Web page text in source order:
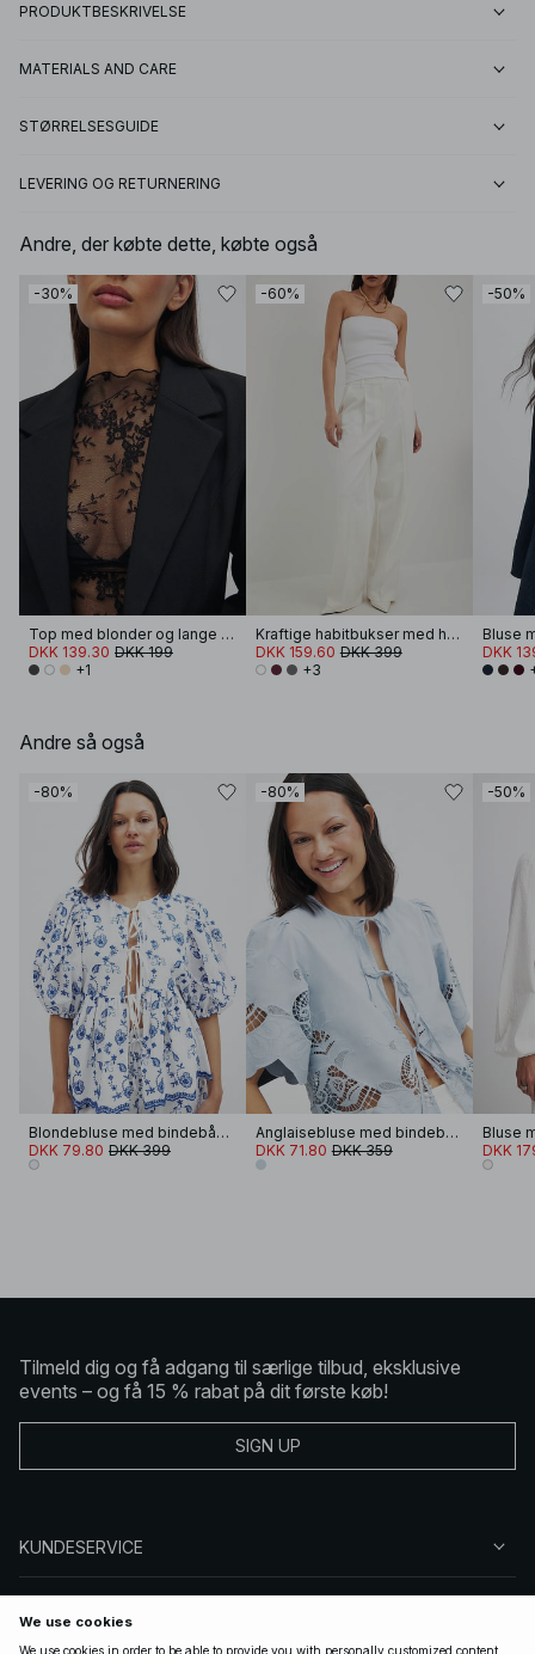
PRODUKTBESKRIVELSE
MATERIALS AND CARE
STØRRELSESGUIDE
LEVERING OG RETURNERING
Andre, der købte dette, købte også
-30%
Top med blonder og lange ærmer
DKK 139.30 DKK 199
+1
-60%
Kraftige habitbukser med høj talje
DKK 159.60 DKK 399
+3
-50%
Bluse
DKK
Andre så også
-80%
Blondebluse med bindebånd i kontrastfarver
DKK 79.80 DKK 399
-80%
Anglaisebluse med bindebånd foran
DKK 71.80 DKK 359
-50%
Bluse
DKK
Tilmeld dig og få adgang til særlige tilbud, eksklusive
events – og få 15 % rabat på dit første køb!
SIGN UP
KUNDESERVICE